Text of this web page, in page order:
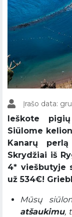
Įrašo data:
Ieškote
Siūlome
Kanarų
Skrydžiai iš
4* viešbutyje
už 534€!
Mūsų
atšaukimu,